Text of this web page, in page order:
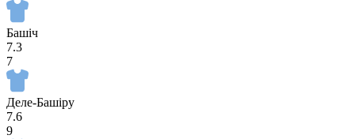
Башіч
7.3
7
Деле-Башіру
7.6
9